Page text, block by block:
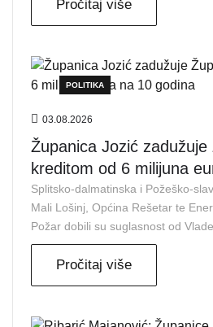
Pročitaj više
POLITIKA
03.08.2026
Županica Jozić zadužuje
kreditom od 6 milijuna
Splitsko-dalmatinska i Požeško-
Mali Lošinj, Općina Rešetar te
Požar dobili su suglasnost od Vlade
Pročitaj više